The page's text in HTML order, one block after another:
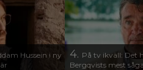
Hussein i ny
4. På tv ikväll: Det
Bergqvists mest